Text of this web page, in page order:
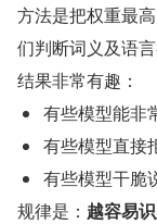
方法是把权重最
们判断词义及语言
结果非常有趣：
有些模型能非
有些模型直接
有些模型干脆
规律是： 越容易